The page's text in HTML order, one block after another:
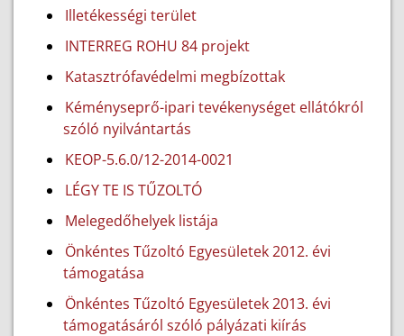
Illetékességi terület
INTERREG ROHU 84 projekt
Katasztrófavédelmi megbízottak
Kéményseprő-ipari tevékenységet ellátókról
szóló nyilvántartás
KEOP-5.6.0/12-2014-0021
LÉGY TE IS TŰZOLTÓ
Melegedőhelyek listája
Önkéntes Tűzoltó Egyesületek 2012. évi
támogatása
Önkéntes Tűzoltó Egyesületek 2013. évi
támogatásáról szóló pályázati kiírás